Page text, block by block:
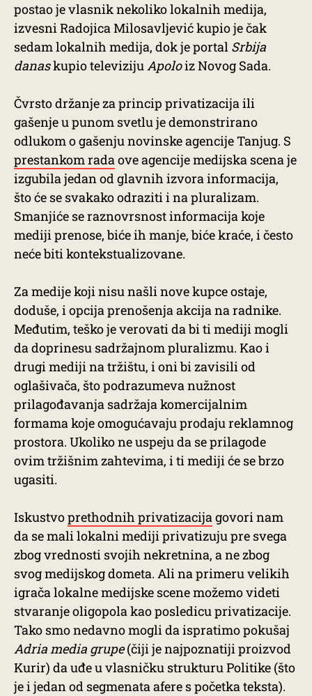
postao je vlasnik nekoliko lokalnih medija,
izvesni Radojica Milosavljević kupio je čak
sedam lokalnih medija, dok je portal Srbija
danaskupio televizijuApoloiz Novog Sada.
Čvrsto držanje za princip privatizacija ili
gašenje u punom svetlu je demonstrirano
odlukom o gašenju novinske agencije Tanjug. S
prestankom radaove agencije medijska scena je
izgubila jedan od glavnih izvora informacija,
što će se svakako odraziti i na pluralizam.
Smanjiće se raznovrsnost informacija koje
mediji prenose, biće ih manje, biće kraće, i često
neće biti kontekstualizovane.
Za medije koji nisu našli nove kupce ostaje,
doduše, i opcija prenošenja akcija na radnike.
Međutim, teško je verovati da bi ti mediji mogli
da doprinesu sadržajnom pluralizmu. Kao i
drugi mediji na tržištu, i oni bi zavisili od
oglašivača, što podrazumeva nužnost
prilagođavanja sadržaja komercijalnim
formama koje omogućavaju prodaju reklamnog
prostora. Ukoliko ne uspeju da se prilagode
ovim tržišnim zahtevima, i ti mediji će se brzo
ugasiti.
Iskustvoprethodnih privatizacijagovori nam
da se mali lokalni mediji privatizuju pre svega
zbog vrednosti svojih nekretnina, a ne zbog
svog medijskog dometa. Ali na primeru velikih
igrača lokalne medijske scene možemo videti
stvaranje oligopola kao posledicu privatizacije.
Tako smo nedavno mogli da ispratimo pokušaj
Adria media grupe(čiji je najpoznatiji proizvod
Kurir) da uđe u vlasničku strukturu Politike (što
je i jedan od segmenata afere s početka teksta).